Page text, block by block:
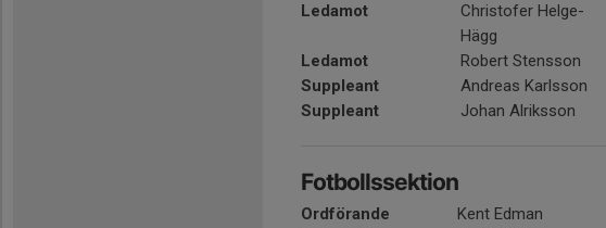
Ledamot
Christofer Helge-
Hägg
Ledamot
Robert Stensson
Suppleant
Andreas Karlsson
Suppleant
Johan Alriksson
Fotbollssektion
Ordförande Kent Edman